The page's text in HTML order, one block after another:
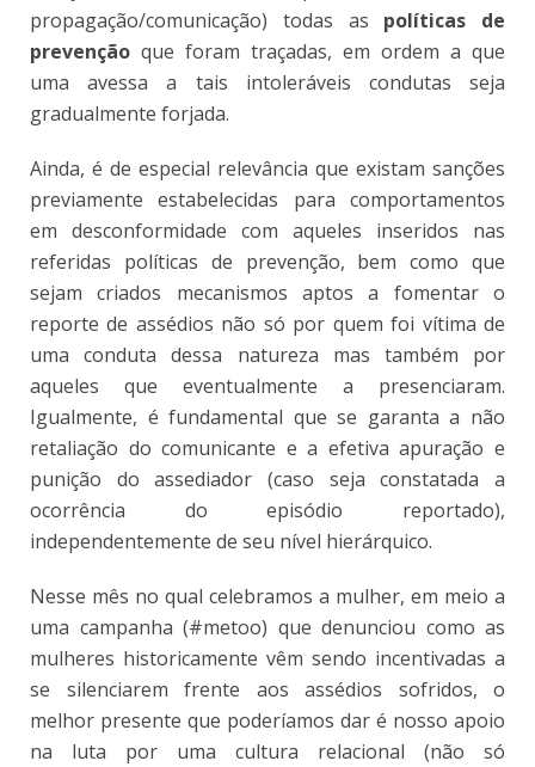
propagação/comunicação) todas as políticas de
prevenção que foram traçadas, em ordem a que
uma avessa a tais intoleráveis condutas seja
gradualmente forjada.
Ainda, é de especial relevância que existam sanções
previamente estabelecidas para comportamentos
em desconformidade com aqueles inseridos nas
referidas políticas de prevenção, bem como que
sejam criados mecanismos aptos a fomentar o
reporte de assédios não só por quem foi vítima de
uma conduta dessa natureza mas também por
aqueles que eventualmente a presenciaram.
Igualmente, é fundamental que se garanta a não
retaliação do comunicante e a efetiva apuração e
punição do assediador (caso seja constatada a
ocorrência do episódio reportado),
independentemente de seu nível hierárquico.
Nesse mês no qual celebramos a mulher, em meio a
uma campanha (#metoo) que denunciou como as
mulheres historicamente vêm sendo incentivadas a
se silenciarem frente aos assédios sofridos, o
melhor presente que poderíamos dar é nosso apoio
na luta por uma cultura relacional (não só